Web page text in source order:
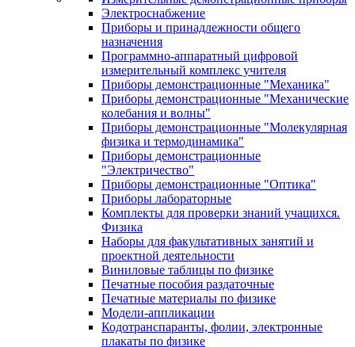
Электроснабжение
Приборы и принадлежности общего
назначения
Программно-аппаратный цифровой
измерительный комплекс учителя
Приборы демонстрационные "Механика"
Приборы демонстрационные "Механические
колебания и волны"
Приборы демонстрационные "Молекулярная
физика и термодинамика"
Приборы демонстрационные
"Электричество"
Приборы демонстрационные "Оптика"
Приборы лабораторные
Комплекты для проверки знаний учащихся.
Физика
Наборы для факультативных занятий и
проектной деятельности
Виниловые таблицы по физике
Печатные пособия раздаточные
Печатные материалы по физике
Модели-аппликации
Кодотранспаранты, фолии, электронные
плакаты по физике